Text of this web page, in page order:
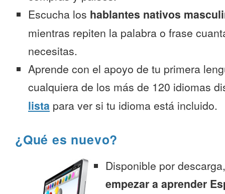
Escucha los hablantes nativos
mientras repiten la palabra o frase
necesitas.
Aprende con el apoyo de tu primera
cualquiera de los más de 120 idiomas
lista para ver si tu idioma está incluido.
¿Qué es nuevo?
Disponible por
empezar a aprender